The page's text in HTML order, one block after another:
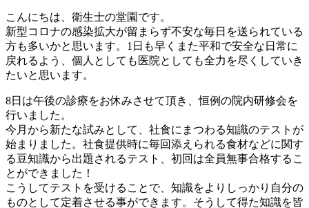
こんにちは、衛生士の堂園です。
新型コロナの感染拡大が留まらず不安な毎日を送られている
方も多いかと思います。1日も早くまた平和で安全な日常に
戻れるよう、個人としても医院としても全力を尽くしていき
たいと思います。
8日は午後の診療をお休みさせて頂き、恒例の院内研修会を
行いました。
今月から新たな試みとして、社食にまつわる知識のテストが
始まりました。社食提供時に毎回添えられる食材などに関す
る豆知識から出題されるテスト、初回は全員無事合格するこ
とができました！
こうしてテストを受けることで、知識をよりしっかり自分の
ものとして定着させる事ができます。そうして得た知識を皆